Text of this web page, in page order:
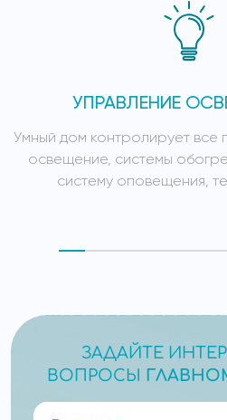
УПРАВЛЕНИЕ
Умный дом контролирует все
освещение, системы
систему оповещения,
ЗАДАЙТЕ
ВОПРОСЫ